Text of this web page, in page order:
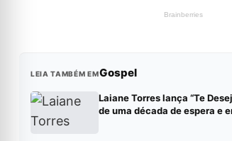
LEIA TAMBÉM EMGospel
Laiane Torres lança “Te
de uma década de espera e